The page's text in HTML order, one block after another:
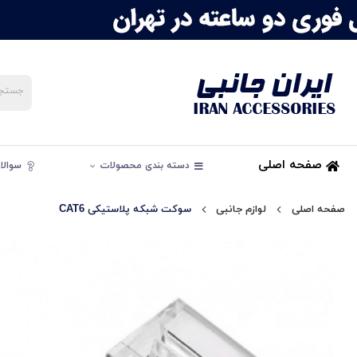
صفحه اصلی دسته بندی محصولات
صفحه اصلی لوازم جانبی سوکت شبکه پلاستیکی CAT6